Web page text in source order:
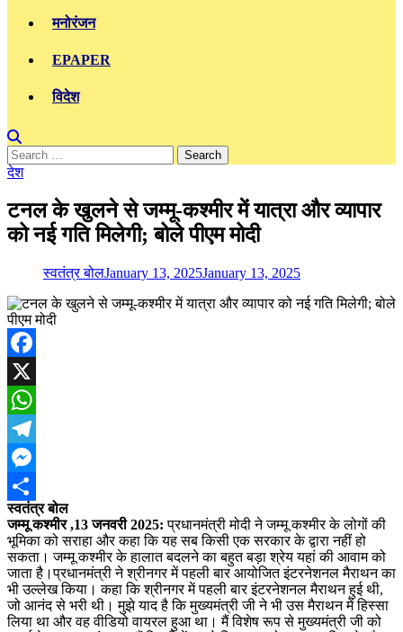
मनोरंजन
EPAPER
विदेश
Search
for:
देश
टनल के खुलने से जम्मू-कश्मीर में यात्रा और व्यापार
को नई गति मिलेगी; बोले पीएम मोदी
स्वतंत्र बोलJanuary 13, 2025January 13, 2025
Facebook
X
WhatsApp
Telegram
Messenger
Share
स्वतंत्र बोल
जम्मू कश्मीर ,13 जनवरी 2025:प्रधानमंत्री मोदी ने जम्मू कश्मीर के लोगों की
भूमिका को सराहा और कहा कि यह सब किसी एक सरकार के द्वारा नहीं हो
सकता। जम्मू कश्मीर के हालात बदलने का बहुत बड़ा श्रेय यहां की आवाम को
जाता है।प्रधानमंत्री ने श्रीनगर में पहली बार आयोजित इंटरनेशनल मैराथन का
भी उल्लेख किया। कहा कि श्रीनगर में पहली बार इंटरनेशनल मैराथन हुई थी,
जो आनंद से भरी थी। मुझे याद है कि मुख्यमंत्री जी ने भी उस मैराथन में हिस्सा
लिया था और वह वीडियो वायरल हुआ था। मैं विशेष रूप से मुख्यमंत्री जी को